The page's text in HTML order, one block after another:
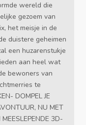
wereld die
gezoem van
het meisje in de
duistere geheimen
een huzarenstukje
aan heel wat
bewoners van
te
DOMPEL JE
NU MET
3D-